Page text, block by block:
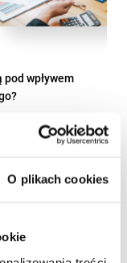
O plikach cookies
wpływem